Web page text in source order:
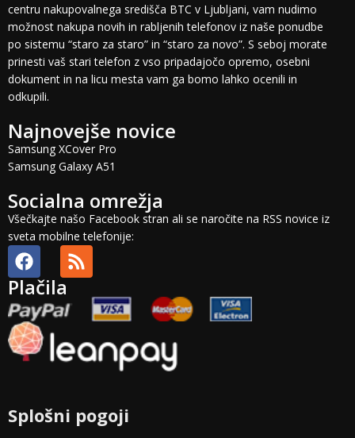
centru nakupovalnega središča BTC v Ljubljani, vam nudimo
možnost nakupa novih in rabljenih telefonov iz naše ponudbe
po sistemu “staro za staro” in “staro za novo”. S seboj morate
prinesti vaš stari telefon z vso pripadajočo opremo, osebni
dokument in na licu mesta vam ga bomo lahko ocenili in
odkupili.
Najnovejše novice
Samsung XCover Pro
Samsung Galaxy A51
Socialna omrežja
Všečkajte našo Facebook stran ali se naročite na RSS novice iz
sveta mobilne telefonije:
Plačila
Splošni pogoji